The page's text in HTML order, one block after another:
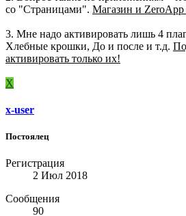
со "Страницами". Магазин и
3. Мне надо активировать лишь 4
Хлебные крошки, До и после и т.д.
активировать только их!
X
x-user
Постоялец
Регистрация
2 Июл 2018
Сообщения
90